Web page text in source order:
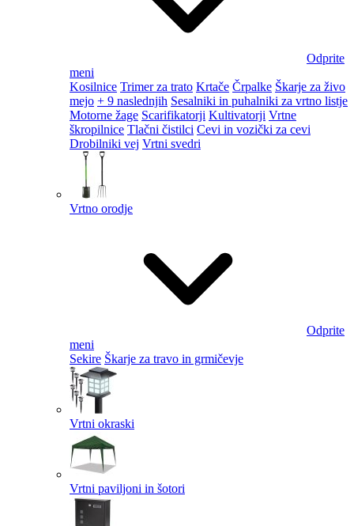
Odprite
meni
Kosilnice Trimer za trato Krtače Črpalke Škarje za živo
mejo + 9 naslednjih Sesalniki in puhalniki za vrtno listje
Motorne žage Scarifikatorji Kultivatorji Vrtne
škropilnice Tlačni čistilci Cevi in vozički za cevi
Drobilniki vej Vrtni svedri
Vrtno orodje
Odprite
meni
Sekire Škarje za travo in grmičevje
Vrtni okraski
Vrtni paviljoni in šotori